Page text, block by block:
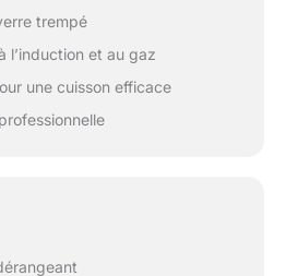
trempé
l’induction et au gaz
une cuisson efficace